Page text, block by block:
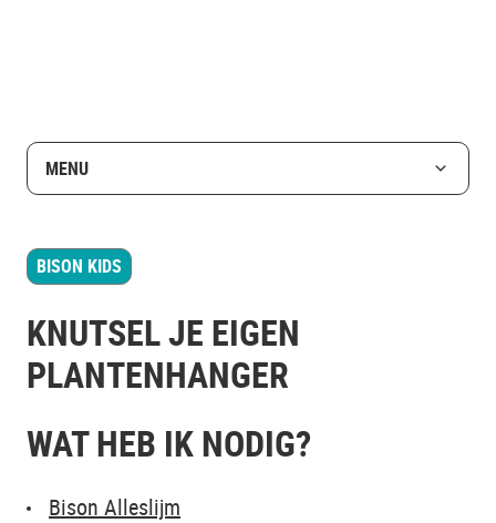
MENU
BISON KIDS
KNUTSEL JE EIGEN
PLANTENHANGER
WAT HEB IK NODIG?
Bison Alleslijm